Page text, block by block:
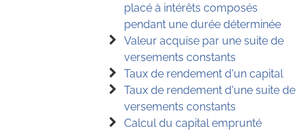
placé à intérêts composés
pendant une durée déterminée
Valeur acquise par une suite de
versements constants
Taux de rendement d'un capital
Taux de rendement d'une suite de
versements constants
Calcul du capital emprunté